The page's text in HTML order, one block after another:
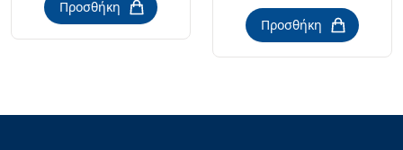
Προσθήκη
Προσθήκη